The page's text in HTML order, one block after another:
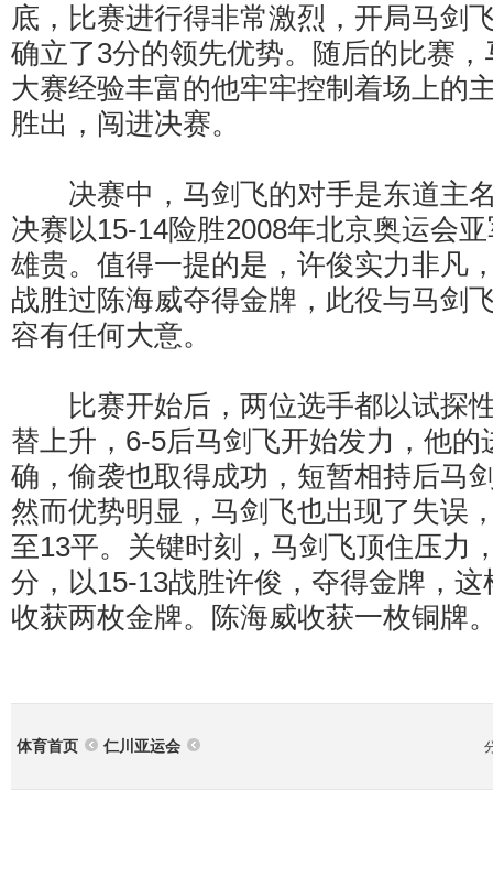
底，比赛进行得非常激烈，开局马剑
确立了3分的领先优势。随后的比赛
大赛经验丰富的他牢牢控制着场上的
胜出，闯进决赛。
决赛中，马剑飞的对手是东道主
决赛以15-14险胜2008年北京奥运会
雄贵。值得一提的是，许俊实力非凡
战胜过陈海威夺得金牌，此役与马剑
容有任何大意。
比赛开始后，两位选手都以试探
替上升，6-5后马剑飞开始发力，他的
确，偷袭也取得成功，短暂相持后马
然而优势明显，马剑飞也出现了失误
至13平。关键时刻，马剑飞顶住压力
分，以15-13战胜许俊，夺得金牌，
收获两枚金牌。陈海威收获一枚铜牌
体育首页 仁川亚运会